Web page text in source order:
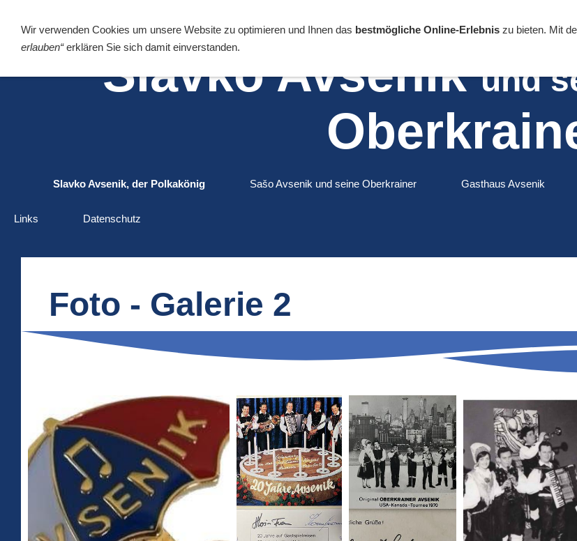
Slavko Avsenikund
Slavko Avsenik, der Polkakönig Sašo Avsenik und seine Oberkrainer Gasthaus Avsenik
Links Datenschutz
Foto - Galerie 2
Wir verwenden Cookies um unsere Website zu optimieren und Ihnen das bestmögliche Online-Erlebnis zu bieten. Mit
erlauben“erklären Sie sich damit einverstanden.